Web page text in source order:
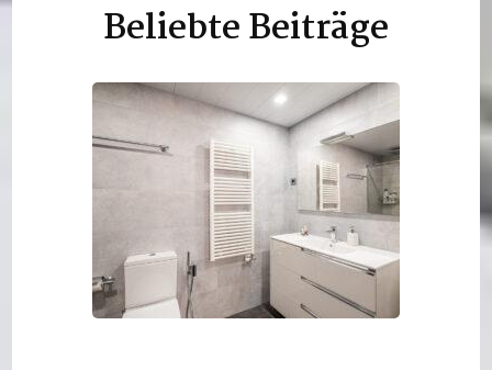
Beliebte Beiträge